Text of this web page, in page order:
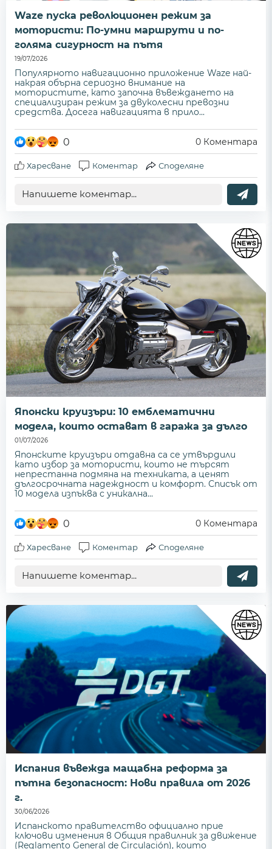
Waze пуска революционен режим за
мотористи: По-умни маршрути и по-
голяма сигурност на пътя
19/07/2026
Популярното навигационно приложение Waze най-
накрая обърна сериозно внимание на
мотористите, като започна въвеждането на
специализиран режим за двуколесни превозни
средства. Досега навигацията в прило...
0 0 Коментара
Харесване Коментар Споделяне
Японски круизъри: 10 емблематични
модела, които остават в гаража за дълго
01/07/2026
Японските круизъри отдавна са се утвърдили
като избор за мотористи, които не търсят
непрестанна подмяна на техниката, а ценят
дългосрочната надеждност и комфорт. Списък от
10 модела изпъква с уникална...
0 0 Коментара
Харесване Коментар Споделяне
Испания въвежда мащабна реформа за
пътна безопасност: Нови правила от 2026
г.
30/06/2026
Испанското правителство официално прие
ключови изменения в Общия правилник за движение
(Reglamento General de Circulación), които